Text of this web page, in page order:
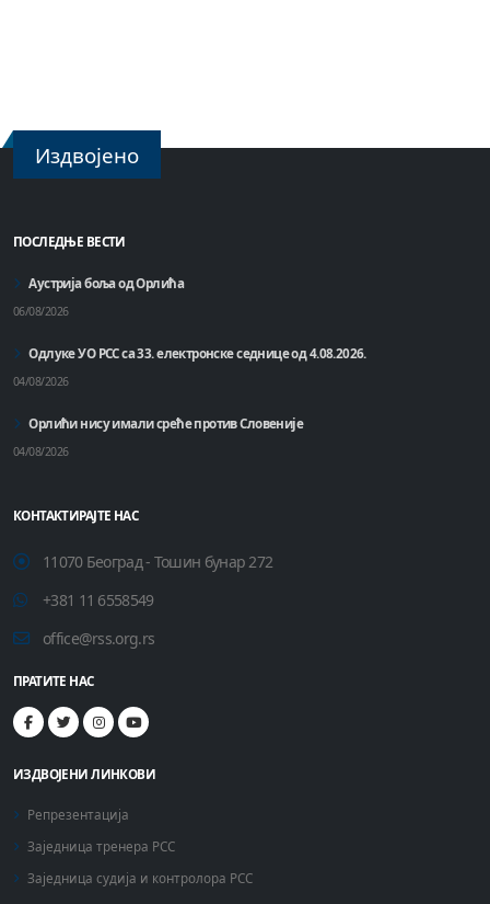
Издвојено
ПОСЛЕДЊЕ ВЕСТИ
Аустрија боља од Орлића
06/08/2026
Одлуке УО РСС са 33. електронске седнице од 4.08.2026.
04/08/2026
Орлићи нису имали среће против Словеније
04/08/2026
КОНТАКТИРАЈТЕ НАС
11070 Београд - Тошин бунар 272
+381 11 6558549
office@rss.org.rs
ПРАТИТЕ НАС
ИЗДВОЈЕНИ ЛИНКОВИ
Репрезентација
Заједница тренера РСС
Заједница судија и контролора РСС